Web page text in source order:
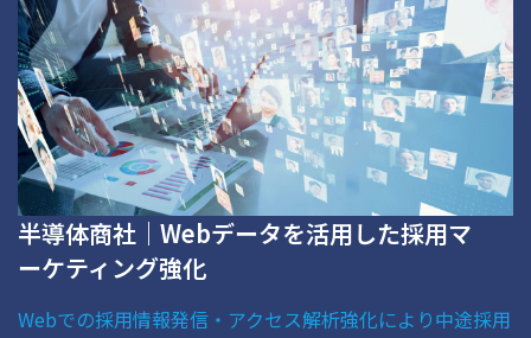
半導体商社｜Webデータを活用した採用マ
ーケティング強化
Webでの採用情報発信・アクセス解析強化により中途採用